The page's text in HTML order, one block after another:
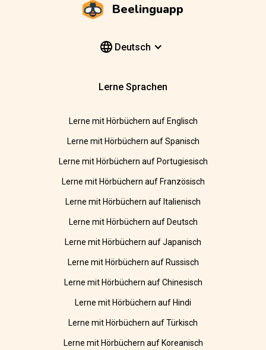
Beelinguapp
Deutsch
Lerne Sprachen
Lerne mit Hörbüchern auf Englisch
Lerne mit Hörbüchern auf Spanisch
Lerne mit Hörbüchern auf Portugiesisch
Lerne mit Hörbüchern auf Französisch
Lerne mit Hörbüchern auf Italienisch
Lerne mit Hörbüchern auf Deutsch
Lerne mit Hörbüchern auf Japanisch
Lerne mit Hörbüchern auf Russisch
Lerne mit Hörbüchern auf Chinesisch
Lerne mit Hörbüchern auf Hindi
Lerne mit Hörbüchern auf Türkisch
Lerne mit Hörbüchern auf Koreanisch